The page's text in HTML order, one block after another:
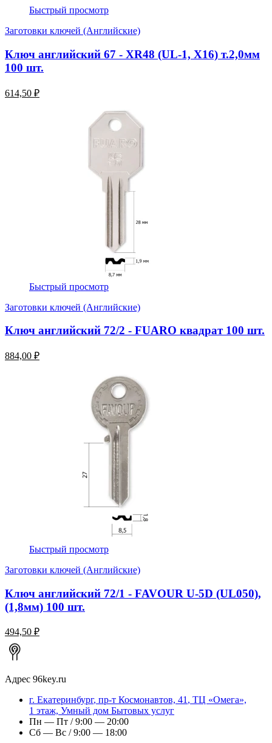
Быстрый просмотр
Заготовки ключей (Английские)
Ключ английский 67 - XR48 (UL-1, Х16) т.2,0мм
100 шт.
614,50 ₽
Быстрый просмотр
Заготовки ключей (Английские)
Ключ английский 72/2 - FUARO квадрат 100 шт.
884,00 ₽
Быстрый просмотр
Заготовки ключей (Английские)
Ключ английский 72/1 - FAVOUR U-5D (UL050),
(1,8мм) 100 шт.
494,50 ₽
Адрес 96key.ru
г. Екатеринбург, пр-т Космонавтов, 41, ТЦ «Омега»,
1 этаж, Умный дом Бытовых услуг
Пн — Пт / 9:00 — 20:00
Сб — Вс / 9:00 — 18:00